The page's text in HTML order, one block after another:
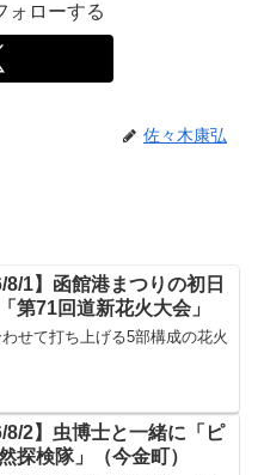
ォローする
佐々木康弘
8/1】函館港まつりの初日
第71回道新花火大会」
せて打ち上げる5部構成の花火
8/2】虫博士と一緒に「ピ
探検隊」（今金町）